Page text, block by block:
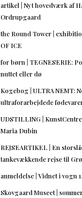
artikel | Nyt hovedværk af
Ordrupgaard
the Round Tower |
OF ICE
for børn | TEGNESERIE:
nuttet eller dø
Kogebog | ULTRA NEMT:
ultraforarbejdede
UDSTILLING |
Maria Dubin
REJSEARTIKEL | En
tankevækkende rejse til
anmeldelse | Vidnet i vogn
Skovgaard Museet |